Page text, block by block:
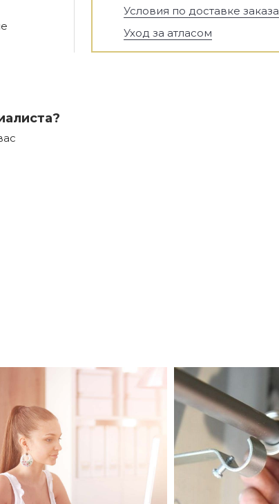
Условия по доставке заказа
Уход за атласом